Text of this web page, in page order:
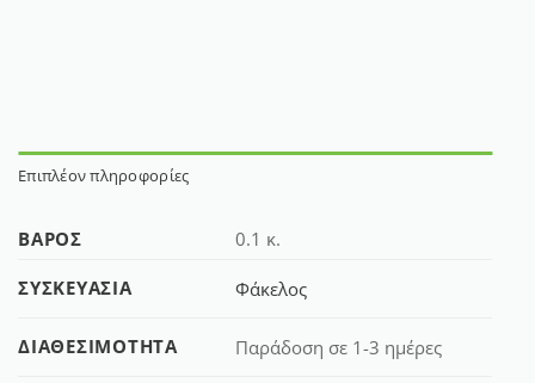
Επιπλέον πληροφορίες
ΒΆΡΟΣ 0.1 κ.
ΣΥΣΚΕΥΑΣΊΑ Φάκελος
ΔΙΑΘΕΣΙΜΌΤΗΤΑ Παράδοση σε 1-3 ημέρες